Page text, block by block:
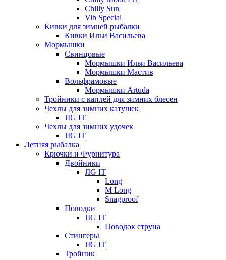
Chilly Sun
Vib Special
Кивки для зимней рыбалки
Кивки Ильи Васильева
Мормышки
Свинцовые
Мормышки Ильи Васильева
Мормышки Мастив
Вольфрамовые
Мормышки Artuda
Тройники с каплей для зимних блесен
Чехлы для зимних катушек
JIG IT
Чехлы для зимних удочек
JIG IT
Летняя рыбалка
Крючки и Фурнитура
Двойники
JIG IT
Long
M Long
Snagproof
Поводки
JIG IT
Поводок струна
Стингеры
JIG IT
Тройник